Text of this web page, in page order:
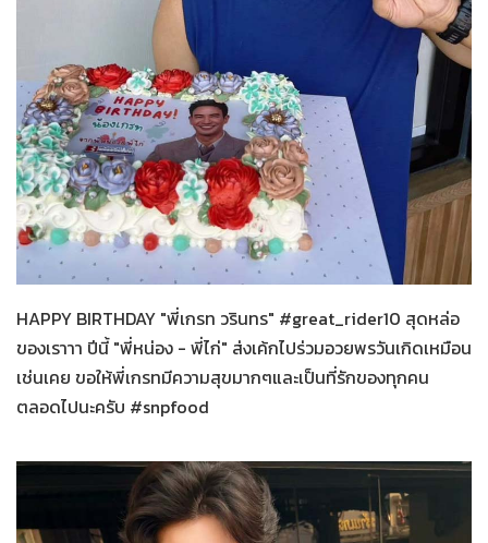
27-03-2569 ทั่วไป
HAPPY BIRTHDAY "พี่เกรท วรินทร" #great_rider10 สุดหล่อ
ของเราาา ปีนี้ "พี่หน่อง - พี่ไก่" ส่งเค้กไปร่วมอวยพรวันเกิดเหมือน
เช่นเคย ขอให้พี่เกรทมีความสุขมากๆและเป็นที่รักของทุกคน
ตลอดไปนะครับ #snpfood